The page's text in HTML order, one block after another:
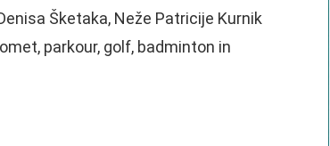
Šketaka, Neže Patricije Kurnik
parkour, golf, badminton in